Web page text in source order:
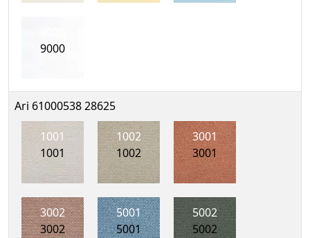
9000
Ari 61000538 28625
1001
1001
1002
1002
3001
3001
3002
3002
5001
5001
5002
5002